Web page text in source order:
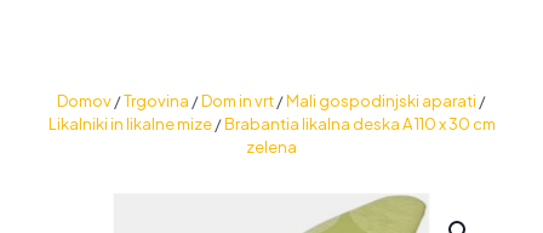
Domov/Trgovina /Dom in vrt/Mali gospodinjski aparati /
Likalniki in likalne mize /Brabantia likalna deska A 110 x 30 cm
zelena